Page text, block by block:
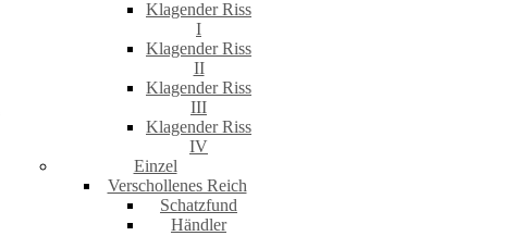
Klagender Riss
I
Klagender Riss
II
Klagender Riss
III
Klagender Riss
IV
Einzel
Verschollenes Reich
Schatzfund
Händler